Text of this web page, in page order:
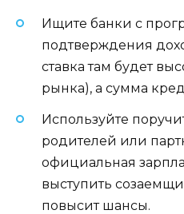
Ищите банки с
подтверждения
ставка там будет
рынка), а сумма
Используйте
родителей или
официальная
выступить
повысит шансы.